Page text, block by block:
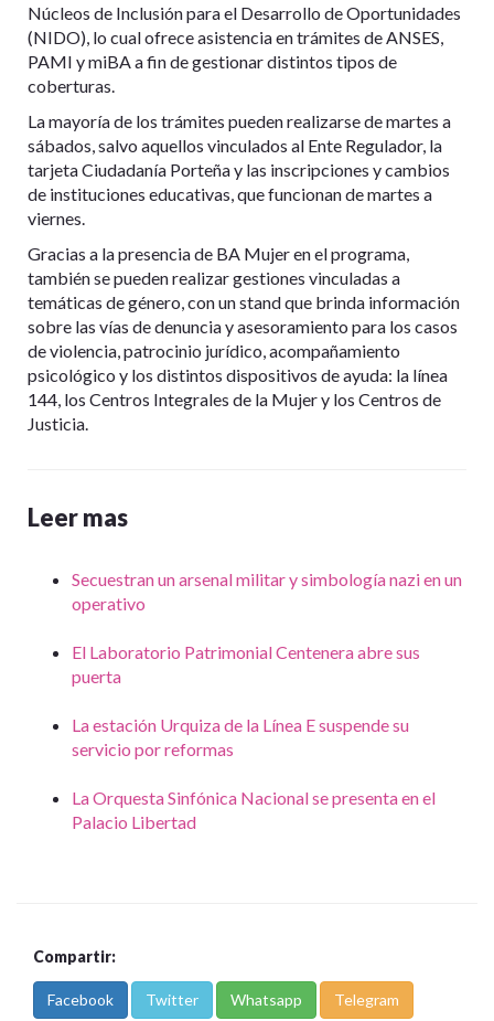
Núcleos de Inclusión para el Desarrollo de Oportunidades
(NIDO), lo cual ofrece asistencia en trámites de ANSES,
PAMI y miBA a fin de gestionar distintos tipos de
coberturas.
La mayoría de los trámites pueden realizarse de martes a
sábados, salvo aquellos vinculados al Ente Regulador, la
tarjeta Ciudadanía Porteña y las inscripciones y cambios
de instituciones educativas, que funcionan de martes a
viernes.
Gracias a la presencia de BA Mujer en el programa,
también se pueden realizar gestiones vinculadas a
temáticas de género, con un stand que brinda información
sobre las vías de denuncia y asesoramiento para los casos
de violencia, patrocinio jurídico, acompañamiento
psicológico y los distintos dispositivos de ayuda: la línea
144, los Centros Integrales de la Mujer y los Centros de
Justicia.
Leer mas
Secuestran un arsenal militar y simbología nazi en un
operativo
El Laboratorio Patrimonial Centenera abre sus
puerta
La estación Urquiza de la Línea E suspende su
servicio por reformas
La Orquesta Sinfónica Nacional se presenta en el
Palacio Libertad
Compartir:
Facebook Twitter Whatsapp Telegram